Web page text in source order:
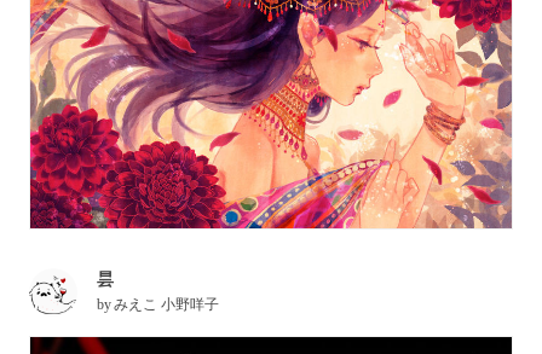
昙
byみえこ 小野咩子